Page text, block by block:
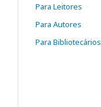
Para Leitores
Para Autores
Para Bibliotecários